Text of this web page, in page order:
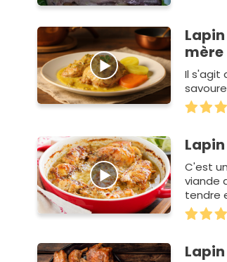
mère
Il s'agit
C'est
viande
tendre
sauce